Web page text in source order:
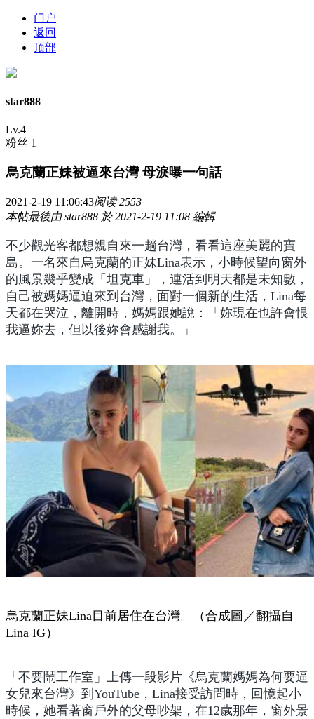
门户
返回
顶部
star888
Lv.4
粉丝 1
烏克蘭正妹被逼來台灣 母淚曝一句話
2021-2-19 11:06:43阅读 2553
本帖最後由 star888 於 2021-2-19 11:08 編輯
不少觀光客都想親自來一趟台灣，看看這座美麗的寶
島。一名來自烏克蘭的正妹Lina表示，小時候望向窗外
的風景幾乎變成「坦克車」，連活到明天都是未知數，
自己被媽媽逼迫來到台灣，面對一個新的生活，Lina每
天都在哭泣，離開時，媽媽跟她說：「妳現在也許會恨
我逼妳去，但以後妳會感謝我。」
烏克蘭正妹Lina目前居住在台灣。（合成圖／翻攝自
Lina IG）
「不要鬧工作室」上傳一段影片《烏克蘭媽媽為何要逼
女兒來台灣》到YouTube，Lina接受訪問時，回憶起小
時候，她看著窗戶外的父母吵架，在12歲那年，窗外景